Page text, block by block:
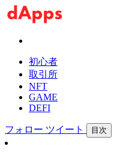
初心者
取引所
NFT
GAME
DEFI
フォロー ツイート 目次